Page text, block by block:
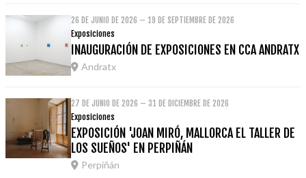
26 DE JUNIO DE 2026 – 19 DE SEPTIEMBRE DE 2026
Exposiciones
INAUGURACIÓN DE EXPOSICIONES EN CCA ANDRATX
Andratx
27 DE JUNIO DE 2026 – 31 DE DICIEMBRE DE 2026
Exposiciones
EXPOSICIÓN 'JOAN MIRÓ, MALLORCA EL TALLER DE
LOS SUEÑOS' EN PERPIÑÁN
Perpiñán